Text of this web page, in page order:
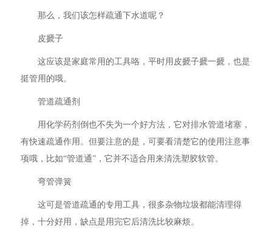
那么，我们该怎样疏通下水道呢？
皮搋子
这应该是家庭常用的工具咯，平时用皮搋子搋一搋，也是
挺管用的哦。
管道疏通剂
用化学药剂倒也不失为一个好方法，它对排水管道堵塞，
有快速疏通作用。但要注意的是，可要看清楚它的使用注意事
项哦，比如“管道通”，它并不适合用来清洗塑胶软管。
弯管弹簧
这可是管道疏通的专用工具，很多杂物垃圾都能清理得
掉，十分好用，缺点是用完它后清洗比较麻烦。